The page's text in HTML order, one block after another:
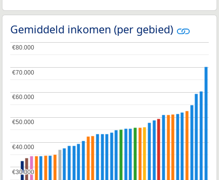
Gemiddeld inkomen (per gebied)
€30.000
€30.000
€40.000
€40.000
€50.000
€50.000
€60.000
€60.000
€70.000
€70.000
€80.000
€80.000